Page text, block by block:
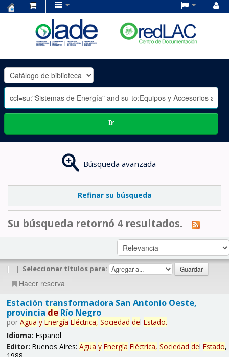
OLADE
-
Ir
Búsqueda avanzada
Refinar su búsqueda
Su búsqueda retornó 4 resultados.
| | Seleccionar títulos para:
Hacer reserva
Estación transformadora San Antonio Oeste,
provincia deRío Negro
por Agua y Energía Eléctrica, Sociedad del Estado.
Idioma: Español
Editor: Buenos Aires: Agua y Energía Eléctrica, Sociedad del Estado,